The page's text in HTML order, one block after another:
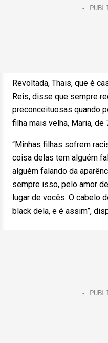
Revoltada, Thais, que é
Reis, disse que sempre
preconceituosas quando
filha mais velha, Maria, de
“Minhas filhas sofrem
coisa delas tem alguém
alguém falando da
sempre isso, pelo amor
lugar de vocês. O cabelo
black dela, e é assim”,